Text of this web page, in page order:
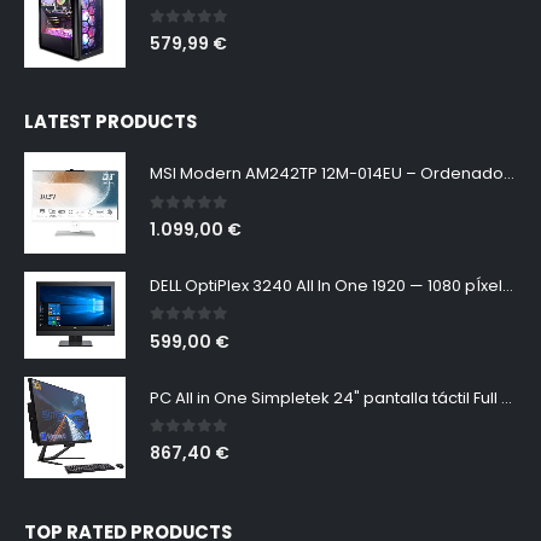
0out of 5
579,99 €
LATEST PRODUCTS
MSI Modern AM242TP 12M-014EU – Ordenador de sobremesa All In One 24”, CPU i5-1240P, DDR4 16GB, 512GB, Windows 11 Home, color blanco
0 out of 5
1.099,00 €
DELL OptiPlex 3240 All In One 1920 — 1080 pÍxeles | Intel Core i7-6700 2,70 GHz | RAM 8 Gb | SSD 256 Gb | Windows 10 Pro (Reacondicionado)
0out of 5
599,00 €
PC All in One Simpletek 24" pantalla táctil Full HD Core i5 hasta 3.20GHz | Windows 10 Pro 16GB RAM SSD 960GB | Webcam integrada WiFi5 Bluetooth 4.2 Desktop Computer Fijo Aio
0out of 5
867,40 €
TOP RATED PRODUCTS